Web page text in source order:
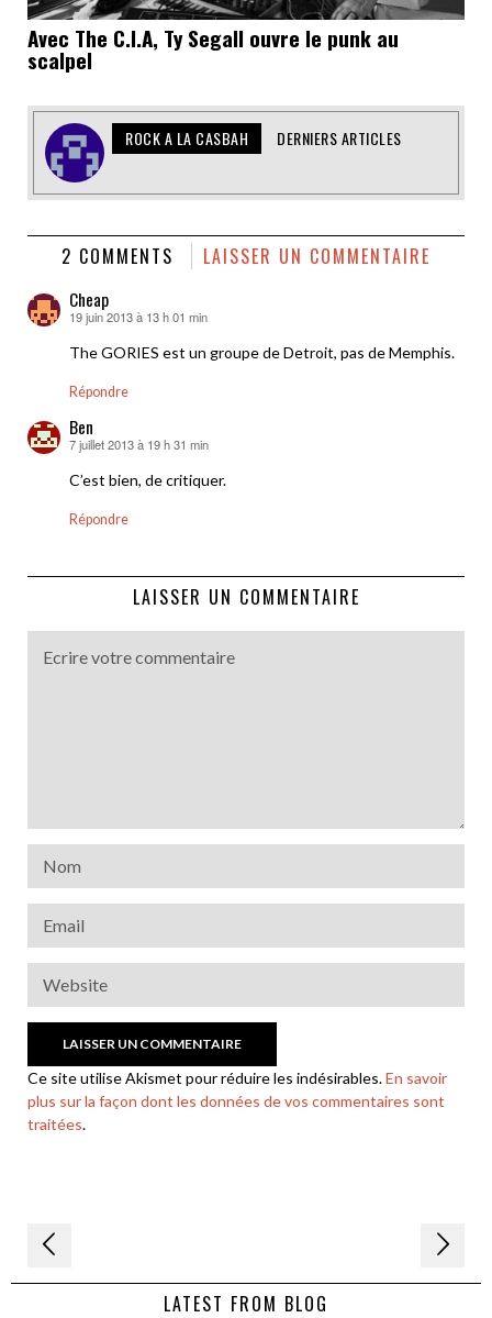
Avec The C.I.A, Ty Segall ouvre le punk au
scalpel
ROCK A LA CASBAH DERNIERS ARTICLES
2 COMMENTS LAISSER UN COMMENTAIRE
Cheap
dit :
19 juin 2013 à 13 h 01 min
The GORIES est un groupe de Detroit, pas de Memphis.
Répondre
Ben
dit :
7 juillet 2013 à 19 h 31 min
C’est bien, de critiquer.
Répondre
LAISSER UN COMMENTAIRE
Ce site utilise Akismet pour réduire les indésirables.En savoir
plus sur la façon dont les données de vos commentaires sont
traitées.
Navigation
de LATEST FROM BLOG